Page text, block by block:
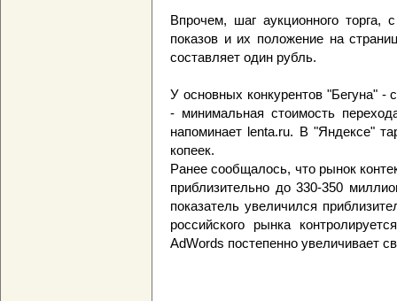
Впрочем, шаг аукционного торга,
показов и их положение на
составляет один рубль.
У основных конкурентов "Бегуна" -
- минимальная стоимость
напоминает lenta.ru. В "Яндексе"
копеек.
Ранее сообщалось, что рынок
приблизительно до 330-350
показатель увеличился
российского рынка
AdWords постепенно увеличивает